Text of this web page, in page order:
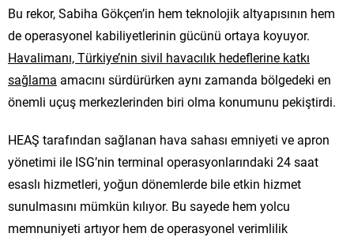
Bu rekor, Sabiha Gökçen’in hem teknolojik altyapısının hem
de operasyonel kabiliyetlerinin gücünü ortaya koyuyor.
Havalimanı, Türkiye’nin sivil havacılık hedeflerine katkı
sağlama amacını sürdürürken aynı zamanda bölgedeki en
önemli uçuş merkezlerinden biri olma konumunu pekiştirdi.
HEAŞ tarafından sağlanan hava sahası emniyeti ve apron
yönetimi ile ISG’nin terminal operasyonlarındaki 24 saat
esaslı hizmetleri, yoğun dönemlerde bile etkin hizmet
sunulmasını mümkün kılıyor. Bu sayede hem yolcu
memnuniyeti artıyor hem de operasyonel verimlilik